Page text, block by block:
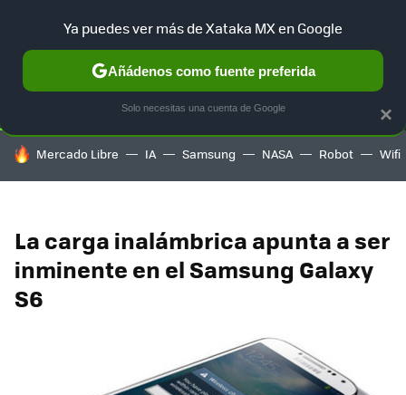
SELECCIÓN GAMING HOME AUTO TERRITORIO
HOY SE HABLA DE
Mercado Libre IA Samsung NASA Robot Wifi
La carga inalámbrica apunta a ser
inminente en el Samsung Galaxy
S6
×
Ya puedes ver más de Xataka MX en Google
Añádenos como fuente preferida
Solo necesitas una cuenta de Google